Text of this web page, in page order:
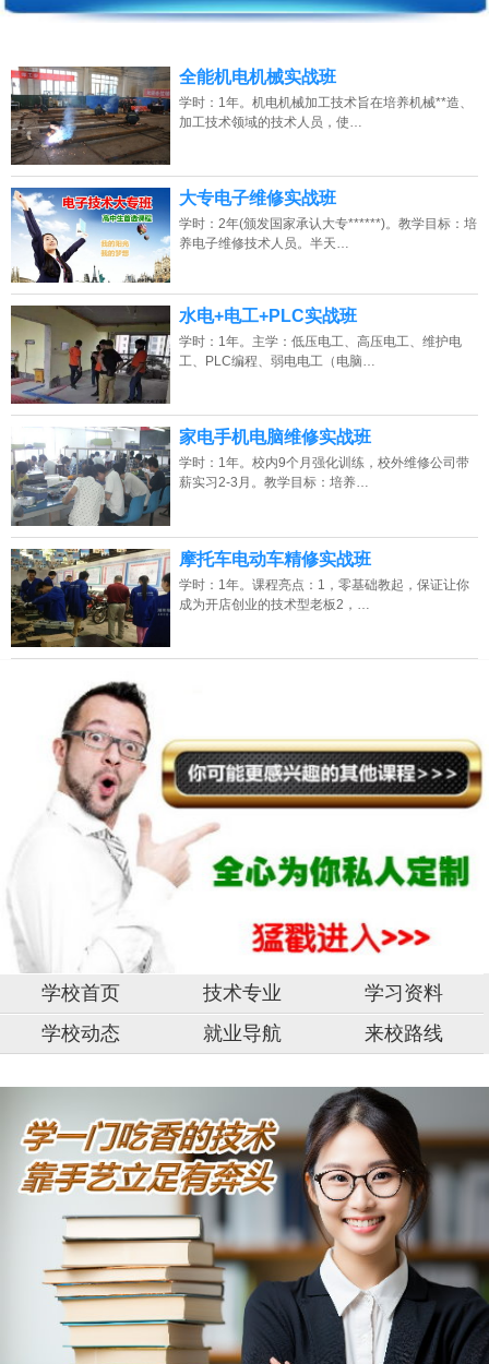
班】
班】
2026年8月9号_上海_李同学（130****1343）报名:【水电+电工+PLC培训
班】
2026年8月9号_山西_韩同学（185****0307）报名: 【水电+电工+PLC培训
班】
2026年8月9号_重庆_马同学（159****0831）报名:【水电+电工+PLC培训
班】
2026年8月9号_北京_林同学（150****9762）报名:【水电+电工+PLC培训
班】
2026年8月9号_江西_谭同学（138****1504）报名:
班】
2026年8月9号_湖南_陈同学（186****9346）报名: 【水电+电工+PLC培训
班】
全能机电机械实战班
学时：1年。机电机械加工技术旨在培养机械**造、
加工技术领域的技术人员，使…
大专电子维修实战班
学时：2年(颁发国家承认大专******)。教学目标：培
养电子维修技术人员。半天…
水电+电工+PLC实战班
学时：1年。主学：低压电工、高压电工、维护电
工、PLC编程、弱电电工（电脑…
家电手机电脑维修实战班
学时：1年。校内9个月强化训练，校外维修公司带
薪实习2-3月。教学目标：培养…
摩托车电动车精修实战班
学时：1年。课程亮点：1，零基础教起，保证让你
成为开店创业的技术型老板2，…
学校首页 技术专业
学习资料
学校动态
就业导航 来校路线
湖